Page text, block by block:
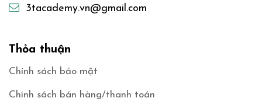
3tacademy.vn@gmail.com
Thỏa thuận
Chính sách bảo mật
Chính sách bán hàng/thanh toán